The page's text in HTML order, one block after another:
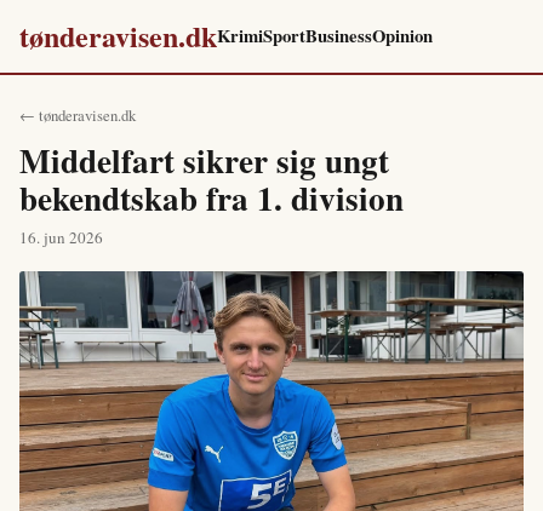
tønderavisen.dkKrimiSportBusinessOpinion
← tønderavisen.dk
Middelfart sikrer sig ungt
bekendtskab fra 1. division
16. jun 2026